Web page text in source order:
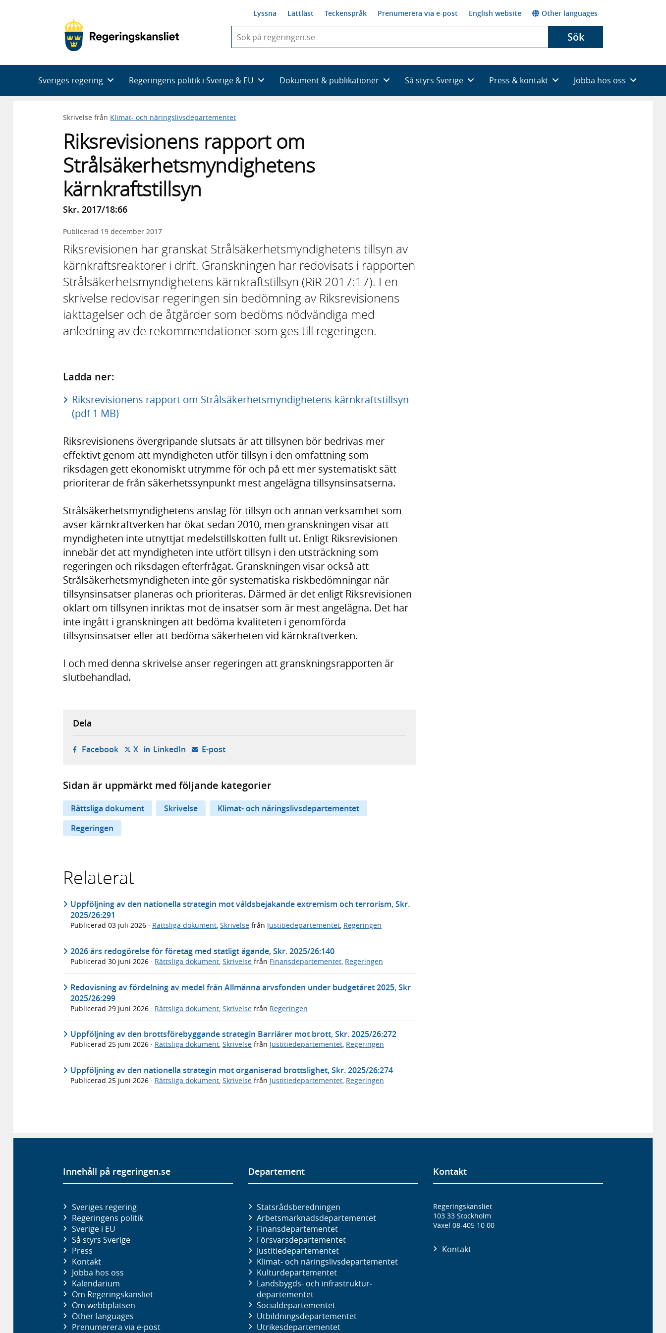
Lyssna Lättläst Teckenspråk Prenumerera via e-post English website Other languages
du
skriva
framträder
en
med
Sök
Sveriges regering Regeringens politik i Sverige & EU Dokument & publikationer Så styrs Sverige Press & kontakt Jobba hos oss
Skrivelse från Klimat- och näringslivsdepartementet
Riksrevisionens rapport om
Strålsäkerhetsmyndighetens
kärnkraftstillsyn
Skr. 2017/18:66
Publicerad 19 december 2017
Riksrevisionen har granskat Strålsäkerhetsmyndighetens tillsyn av
kärnkraftsreaktorer i drift. Granskningen har redovisats i rapporten
Strålsäkerhetsmyndighetens kärnkraftstillsyn (RiR 2017:17). I en
skrivelse redovisar regeringen sin bedömning av Riksrevisionens
iakttagelser och de åtgärder som bedöms nödvändiga med
anledning av de rekommendationer som ges till regeringen.
Ladda ner:
Riksrevisionens rapport om Strålsäkerhetsmyndighetens kärnkraftstillsyn
(pdf 1 MB)
Riksrevisionens övergripande slutsats är att tillsynen bör bedrivas mer
effektivt genom att myndigheten utför tillsyn i den omfattning som
riksdagen gett ekonomiskt utrymme för och på ett mer systematiskt sätt
prioriterar de från säkerhetssynpunkt mest angelägna tillsynsinsatserna.
Strålsäkerhetsmyndighetens anslag för tillsyn och annan verksamhet som
avser kärnkraftverken har ökat sedan 2010, men granskningen visar att
myndigheten inte utnyttjat medelstillskotten fullt ut. Enligt Riksrevisionen
innebär det att myndigheten inte utfört tillsyn i den utsträckning som
regeringen och riksdagen efterfrågat. Granskningen visar också att
Strålsäkerhetsmyndigheten inte gör systematiska riskbedömningar när
tillsynsinsatser planeras och prioriteras. Därmed är det enligt Riksrevisionen
oklart om tillsynen inriktas mot de insatser som är mest angelägna. Det har
inte ingått i granskningen att bedöma kvaliteten i genomförda
tillsynsinsatser eller att bedöma säkerheten vid kärnkraftverken.
I och med denna skrivelse anser regeringen att granskningsrapporten är
slutbehandlad.
Dela
Facebook- öppnas i ny flik, extern webbplats,
X- öppnas i ny flik, extern webbplats,
LinkedIn- öppnas i ny flik, extern webbplats,
E-post- öppnar din e-postklient,
Sidan är uppmärkt med följande kategorier
Rättsliga dokument Skrivelse
Klimat- och näringslivsdepartementet
Regeringen
Relaterat
Uppföljning av den nationella strategin mot våldsbejakande extremism och terrorism, Skr.
2025/26:291
Publicerad 03 juli 2026 · Rättsliga dokument, Skrivelse från Justitiedepartementet, Regeringen
2026 års redogörelse för företag med statligt ägande, Skr. 2025/26:140
Publicerad 30 juni 2026 · Rättsliga dokument, Skrivelse från Finansdepartementet, Regeringen
Redovisning av fördelning av medel från Allmänna arvsfonden under budgetåret 2025, Skr
2025/26:299
Publicerad 29 juni 2026 · Rättsliga dokument Skrivelse från Regeringen
Uppföljning av den brottsförebyggande strategin Barriärer mot brott, Skr. 2025/26:272
Publicerad 25 juni 2026 · Rättsliga dokument, Skrivelse från Justitiedepartementet, Regeringen
Uppföljning av den nationella strategin mot organiserad brottslighet, Skr. 2025/26:274
Publicerad 25 juni 2026 · Rättsliga dokument, Skrivelse från Justitiedepartementet, Regeringen
Innehåll på regeringen.se
Sveriges regering
Regeringens politik
Sverige i EU
Så styrs Sverige
Press
Kontakt
Jobba hos oss
Kalendarium
Om Regeringskansliet
Om webbplatsen
Other languages
Prenumerera via e-post
Departement
Statsrådsberedningen
Arbetsmarknads­departementet
Finans­departementet
Försvars­departementet
Justitie­departementet
Klimat- och näringslivs­departementet
Kultur­departementet
Landsbygds- och infrastruktur­
departementet
Social­departementet
Utbildnings­departementet
Utrikes­departementet
Kontakt
Regeringskansliet
103 33 Stockholm
Växel 08-405 10 00
Kontakt